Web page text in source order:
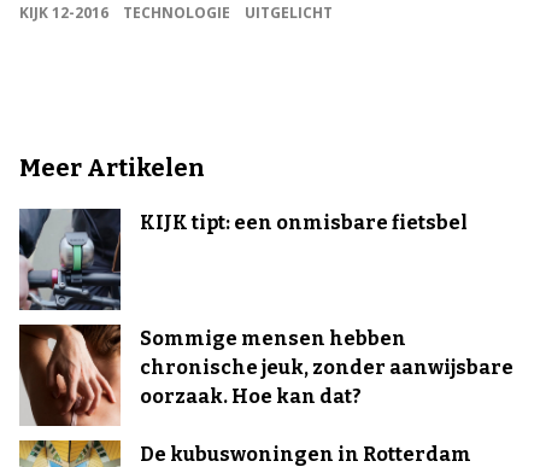
KIJK 12-2016
TECHNOLOGIE UITGELICHT
Meer Artikelen
KIJK tipt: een onmisbare fietsbel
Sommige mensen hebben
chronische jeuk, zonder aanwijsbare
oorzaak. Hoe kan dat?
De kubuswoningen in Rotterdam